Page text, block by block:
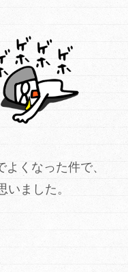
よくなった件で、
ました。